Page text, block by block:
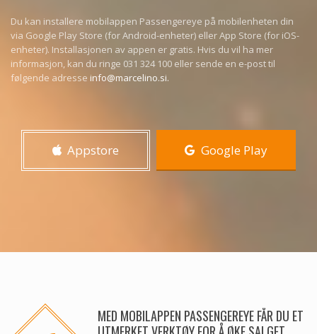
Du kan installere mobilappen Passengereye på mobilenheten din
via Google Play Store (for Android-enheter) eller App Store (for iOS-
enheter). Installasjonen av appen er gratis. Hvis du vil ha mer
informasjon, kan du ringe 031 324 100 eller sende en e-post til
følgende adresse info@marcelino.si.
Appstore Google Play
MED MOBILAPPEN PASSENGEREYE FÅR DU ET